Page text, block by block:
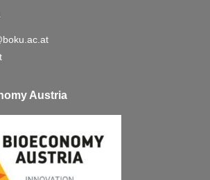
Austria